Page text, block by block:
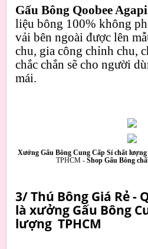
Gấu Bông Qoobee Agapi
liệu bông 100% không
vải bên ngoài được lên
chu, gia công chỉnh chu,
chắc chắn sẽ cho người
mái.
Xưởng Gấu Bông Cung Cấp Sỉ chất
TPHCM - Shop Gấu Bông
3/ Thú Bông Giá Rẻ -
là xưởng Gấu Bông
lượng TPHCM